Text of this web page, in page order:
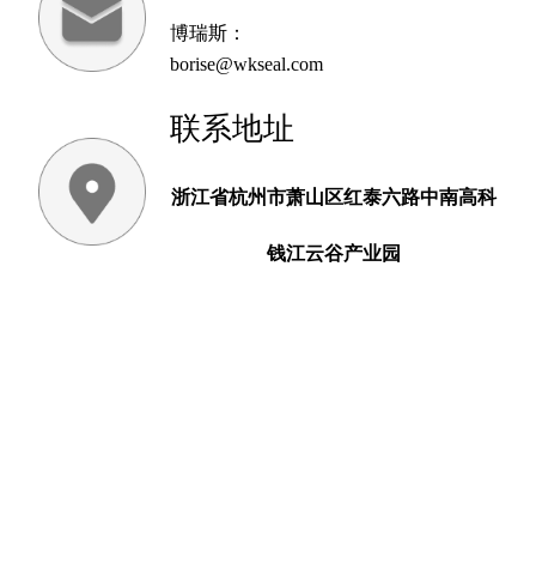
博瑞斯：
borise@wkseal.com
联系地址
浙江省杭州市萧山区红泰六路中南高科
钱江云谷产业园